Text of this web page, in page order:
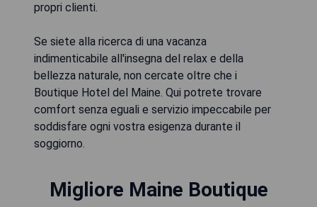
propri clienti.
Se siete alla ricerca di una vacanza
indimenticabile all'insegna del relax e della
bellezza naturale, non cercate oltre che i
Boutique Hotel del Maine. Qui potrete trovare
comfort senza eguali e servizio impeccabile per
soddisfare ogni vostra esigenza durante il
soggiorno.
Migliore Maine Boutique